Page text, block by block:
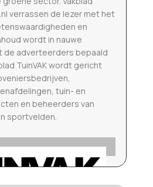
verrassen de lezer met het
en
wordt in nauwe
de adverteerders bepaald
TuinVAK wordt gericht
tuin- en
en beheerders van
sportvelden.